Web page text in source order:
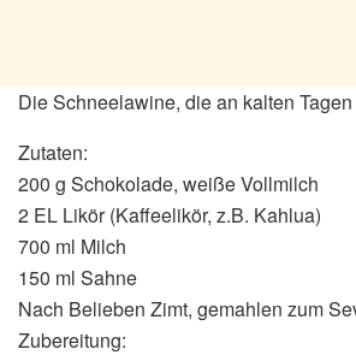
Die Schneelawine, die an kalten
Zutaten:
200 g Schokolade, weiße Vollmilch
2 EL Likör (Kaffeelikör, z.B. Kahlua)
700 ml Milch
150 ml Sahne
Nach Belieben Zimt, gemahlen zum
Zubereitung: